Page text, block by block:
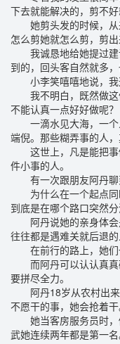
下去就能解决的，剪不好
她剪头发的时候，从
怎么剪她就怎么剪，剪出
我诚恳地给她提过建
到的，回头客自然就多
小李笑嘻嘻地说，我
我不明白，既然做这
不能认真一点好好做呢？
一滴水见大海，一个
端倪。那些糊弄事的人
这世上，凡是能把事
件小事的人。
有一次跟朋友阿丹聊
为什么在一个起点同
到底是在哪个路口突然
阿丹说她的亲身体会
往往都是遇难关就后退的
在前行的路上，她们
而阿丹可以认认真真
要拼尽全力。
阿丹18岁从农村出来
不愿干的事，她会抢着干
她当客房服务员时，
武她连续两年都是第一名